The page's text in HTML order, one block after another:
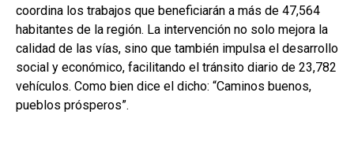
coordina los trabajos que beneficiarán a más de 47,564
habitantes de la región. La intervención no solo mejora la
calidad de las vías, sino que también impulsa el desarrollo
social y económico, facilitando el tránsito diario de 23,782
vehículos. Como bien dice el dicho: “Caminos buenos,
pueblos prósperos”.